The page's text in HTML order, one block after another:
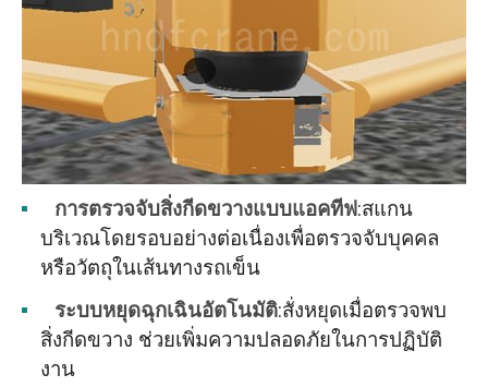
การตรวจจับสิ่งกีดขวางแบบแอคทีฟ:สแกน
บริเวณโดยรอบอย่างต่อเนื่องเพื่อตรวจจับบุคคล
หรือวัตถุในเส้นทางรถเข็น
ระบบหยุดฉุกเฉินอัตโนมัติ:สั่งหยุดเมื่อตรวจพบ
สิ่งกีดขวาง ช่วยเพิ่มความปลอดภัยในการปฏิบัติ
งาน